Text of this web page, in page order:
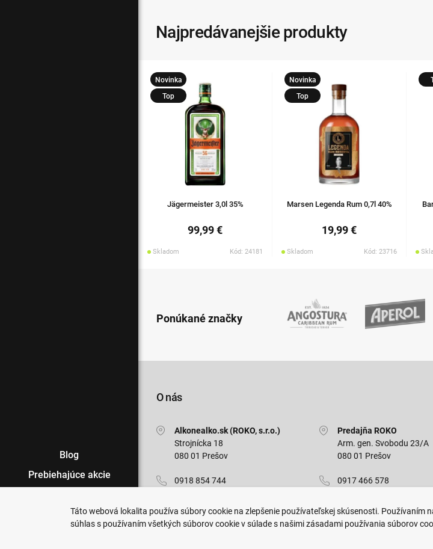
Najpredávanejšie produkty
Novinka
Top
Jägermeister 3,0l 35%
99,99 €
Skladom Kód: 24181
Novinka
Top
Marsen Legenda Rum 0,7l 40%
19,99 €
Skladom Kód: 23716
Ponúkané značky
O nás
Alkonealko.sk (ROKO, s.r.o.)
Strojnícka 18
080 01 Prešov
0918 854 744
Pon-Pia: 7:00 - 15:30
Predajňa ROKO
Arm. gen. Svobodu 23/A
080 01 Prešov
0917 466 578
Pon-Ned: 9:00 - 20:00
Blog
Prebiehajúce akcie
PredajneTáto webová lokalita používa súbory cookie na zlepšenie používateľskej skúsenosti. Používaním
súhlas s používaním všetkých súborov cookie v súlade s našimi zásadami používania súborov